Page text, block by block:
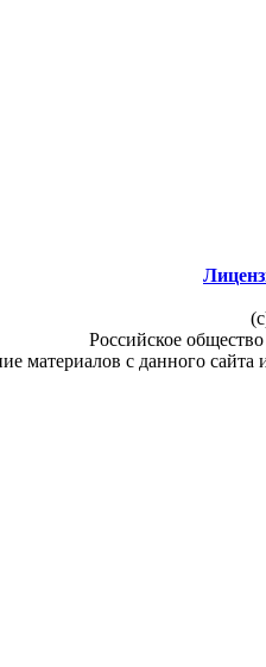
Российское
материалов с данного